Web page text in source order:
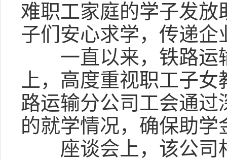
难职工家庭的学子发放
子们安心求学，传递企
一直以来，铁路运
上，高度重视职工子
路运输分公司工会通
的就学情况，确保助
座谈会上，该公司